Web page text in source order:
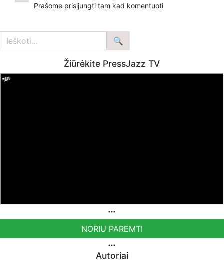
Mūsų veikla galima tik dėka skaitytojų ir žiūrovų, mus
VšĮ „Ekspertai.eu“ per PayPal paspaudę šią nuorodą –
https://www.paypal.com/paypalme/Ekspertaieu?
Prašome prisijungti tam kad komentuoti
Žiūrėkite PressJazz TV
NORIU PAREMTI
Autoriai